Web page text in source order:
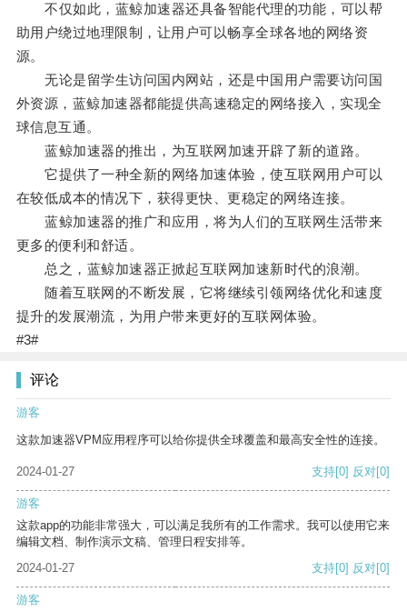
不仅如此，蓝鲸加速器还具备智能代理的功能，可以帮
助用户绕过地理限制，让用户可以畅享全球各地的网络资
源。
无论是留学生访问国内网站，还是中国用户需要访问国
外资源，蓝鲸加速器都能提供高速稳定的网络接入，实现全
球信息互通。
蓝鲸加速器的推出，为互联网加速开辟了新的道路。
它提供了一种全新的网络加速体验，使互联网用户可以
在较低成本的情况下，获得更快、更稳定的网络连接。
蓝鲸加速器的推广和应用，将为人们的互联网生活带来
更多的便利和舒适。
总之，蓝鲸加速器正掀起互联网加速新时代的浪潮。
随着互联网的不断发展，它将继续引领网络优化和速度
提升的发展潮流，为用户带来更好的互联网体验。
#3#
评论
游客
这款加速器VPM应用程序可以给你提供全球覆盖和最高安全性的连接。
2024-01-27 支持[0] 反对[0]
游客
这款app的功能非常强大，可以满足我所有的工作需求。我可以使用它来
编辑文档、制作演示文稿、管理日程安排等。
2024-01-27
支持[0] 反对[0]
游客